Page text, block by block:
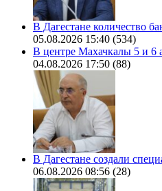
В Дагестане количество
05.08.2026 15:40 (534)
В центре Махачкалы 5 и 6
04.08.2026 17:50 (88)
В Дагестане создали
06.08.2026 08:56 (28)